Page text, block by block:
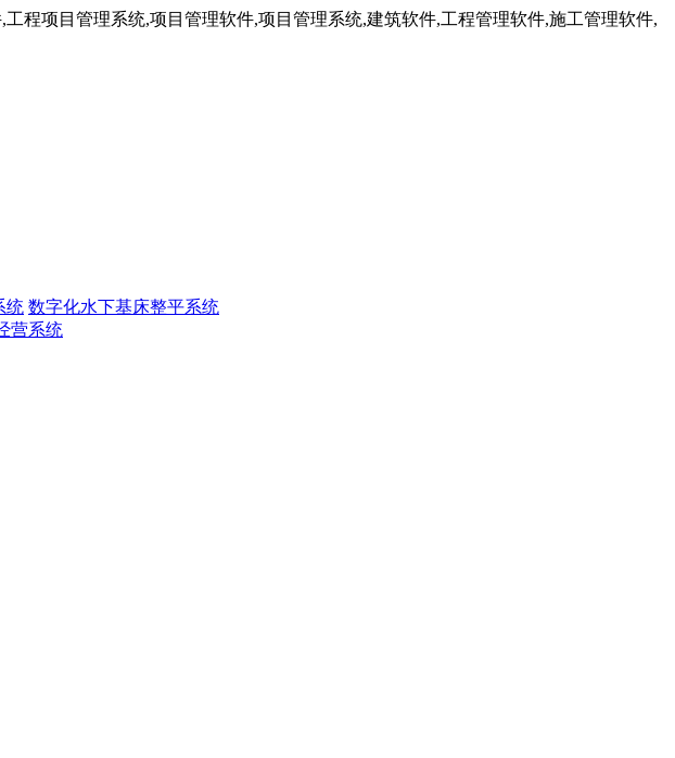
程项目管理系统,项目管理软件,项目管理系统,建筑软件,工程管理软件,施工管理软件,
统 数字化水下基床整平系统
营系统